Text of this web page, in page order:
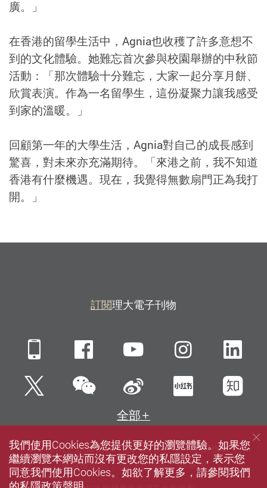
廣。」
在香港的留學生活中，Agnia也收穫了許多意想不
到的文化體驗。她難忘首次參與校園舉辦的中秋節
活動：「那次體驗十分難忘，大家一起分享月餅、
欣賞表演。作為一名留學生，這份凝聚力讓我感受
到家的溫暖。」
回顧第一年的大學生活，Agnia對自己的成長感到
驚喜，對未來亦充滿期待。「來港之前，我不知道
香港有什麼機遇。現在，我覺得無數扇門正為我打
開。」
訂閱理大電子刊物
Mobile FacebookYouTube
Twitter微信 新浪微博小紅書知
全部
網站指南 聯絡我們 私隱政策聲明
使用條款
無障礙網頁
招聘 傳媒 圖書館
我們使用Cookies為您提供更好的瀏覽體驗。如果您
繼續瀏覽本網站而沒有更改您的私隱設定，表示您
同意我們使用Cookies。如欲了解更多，請參閱我們